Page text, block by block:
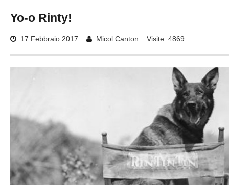
Yo-o Rinty!
17 Febbraio 2017 Micol Canton Visite: 4869